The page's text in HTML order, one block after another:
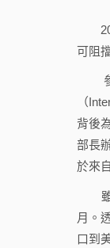
可阻
參
（
背後
部長
於來
雖
月。
口到